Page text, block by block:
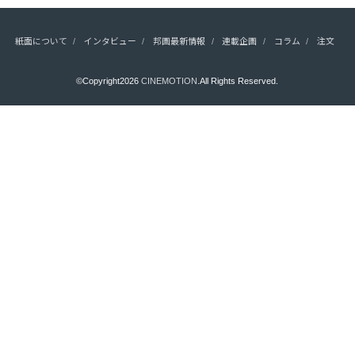
紙面について インタビュー 邦画最新情報 連載企画 コラム 注文
©Copyright2026CINEMOTION .All Rights Reserved.